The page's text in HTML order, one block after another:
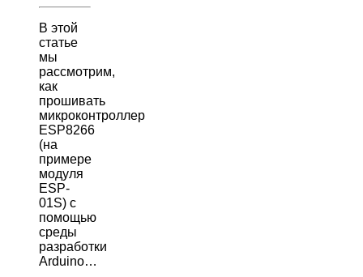
В этой
статье
мы
рассмотрим,
как
прошивать
микроконтроллер
ESP8266
(на
примере
модуля
ESP-
01S) с
помощью
среды
разработки
Arduino…